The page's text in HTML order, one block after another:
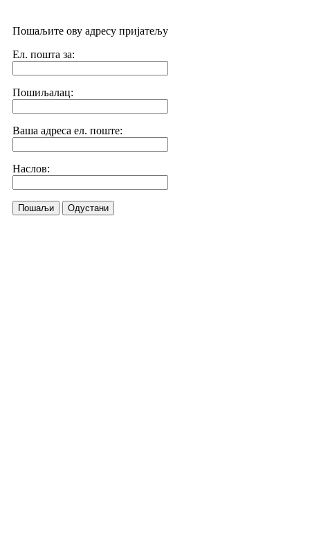
Пошаљите ову адресу пријатељу
Ел. пошта за:
Пошиљалац:
Ваша адреса ел. поште:
Наслов:
Пошаљи Одустани